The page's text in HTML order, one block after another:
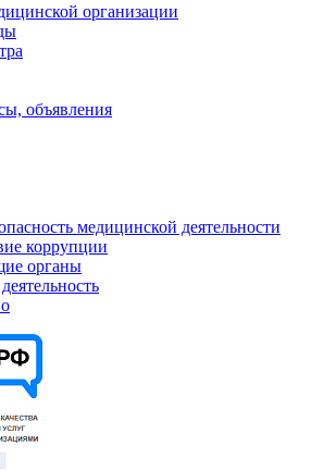
организации
объявления
медицинской деятельности
коррупции
органы